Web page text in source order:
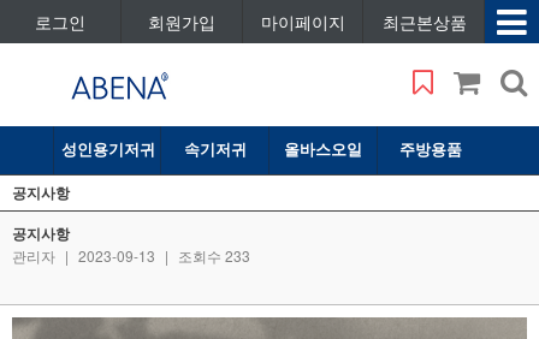
로그인 회원가입 마이페이지 최근본상품
성인용기저귀 속기저귀 올바스오일 주방용품
공지사항
공지사항
관리자 | 2023-09-13 | 조회수 233